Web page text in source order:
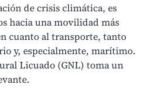
de crisis climática, es
hacia una movilidad más
cuanto al transporte, tanto
y, especialmente, marítimo.
Licuado (GNL) toma un